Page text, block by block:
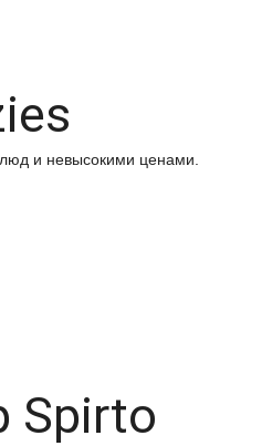
и невысокими ценами.
Spirto